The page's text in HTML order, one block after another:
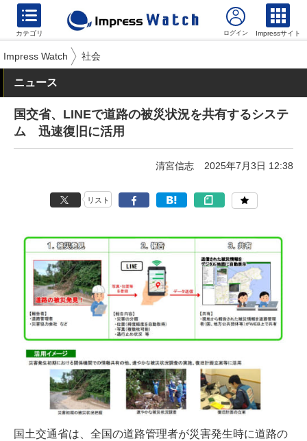
カテゴリ Impressサイト
Impress Watch 社会
ニュース
国交省、LINEで道路の被災状況を共有するシステ
ム 迅速復旧に活用
清宮信志 2025年7月3日 12:38
リスト
国土交通省は、全国の道路管理者が災害発生時に道路の